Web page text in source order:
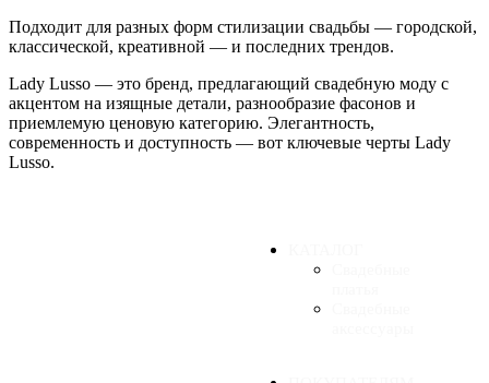
Подходит для разных форм стилизации свадьбы — городской,
классической, креативной — и последних трендов.
Lady Lusso — это бренд, предлагающий свадебную моду с
акцентом на изящные детали, разнообразие фасонов и
приемлемую ценовую категорию. Элегантность,
современность и доступность — вот ключевые черты Lady
Lusso.